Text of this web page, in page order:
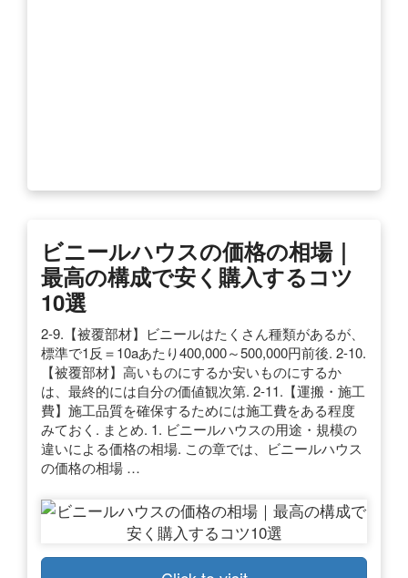
ビニールハウスの価格の相場｜
最高の構成で安く購入するコツ
10選
2-9.【被覆部材】ビニールはたくさん種類があるが、
標準で1反＝10aあたり400,000～500,000円前後. 2-10.
【被覆部材】高いものにするか安いものにするか
は、最終的には自分の価値観次第. 2-11.【運搬・施工
費】施工品質を確保するためには施工費をある程度
みておく. まとめ. 1. ビニールハウスの用途・規模の
違いによる価格の相場. この章では、ビニールハウス
の価格の相場 …